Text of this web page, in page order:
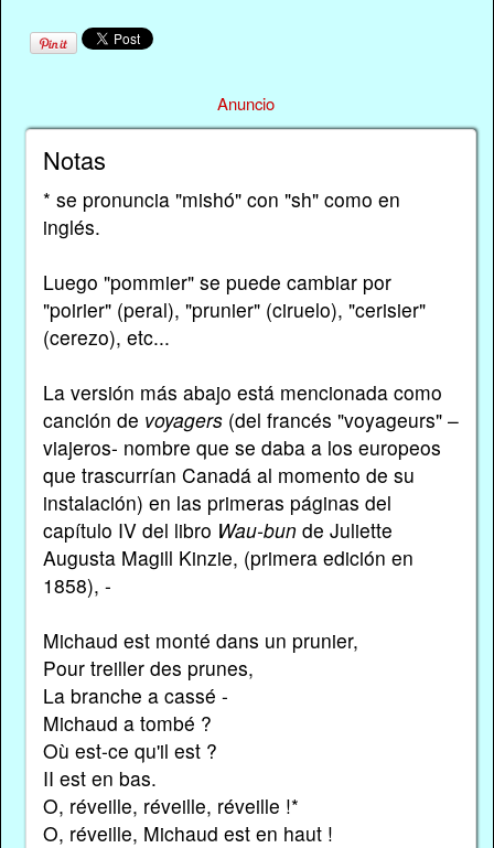
Anuncio
Notas
* se pronuncia "mishó" con "sh" como en
inglés.
Luego "pommier" se puede cambiar por
"poirier" (peral), "prunier" (ciruelo), "cerisier"
(cerezo), etc...
La versión más abajo está mencionada como
canción de voyagers(del francés "voyageurs" –
viajeros- nombre que se daba a los europeos
que trascurrían Canadá al momento de su
instalación) en las primeras páginas del
capítulo IV del libro Wau-bunde Juliette
Augusta Magill Kinzie, (primera edición en
1858), -
Michaud est monté dans un prunier,
Pour treiller des prunes,
La branche a cassé -
Michaud a tombé ?
Où est-ce qu'il est ?
II est en bas.
O, réveille, réveille, réveille !*
O, réveille, Michaud est en haut !